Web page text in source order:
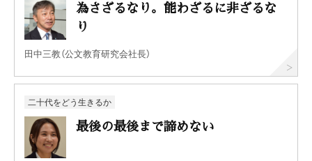
為さざるなり。能わざるに非ざるな
り
田中三教（公文教育研究会社長）
二十代をどう生きるか
最後の最後まで諦めない